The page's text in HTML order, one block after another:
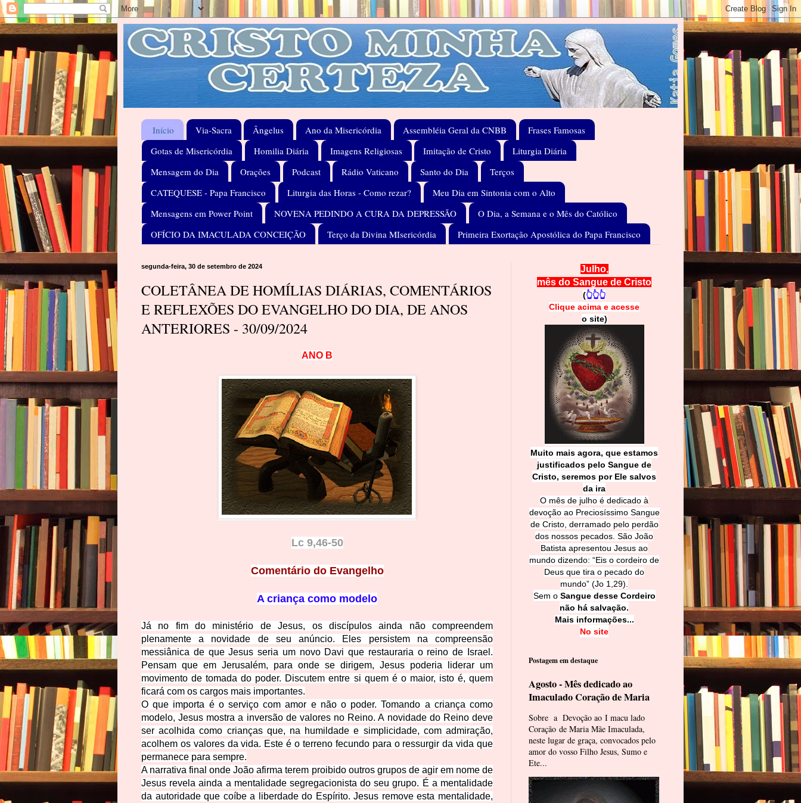
Início Via-Sacra Ângelus Ano da Misericórdia Assembléia Geral da CNBB
Frases Famosas
Gotas de Misericórdia
Homilia Diária Imagens Religiosas Imitação de Cristo
Liturgia Diária
Mensagem do Dia
Orações Podcast Rádio Vaticano Santo do Dia
Terços
CATEQUESE - Papa Francisco
Liturgia das Horas - Como rezar?
Meu Dia em Sintonia com o Alto
Mensagens em Power Point
NOVENA PEDINDO A CURA DA DEPRESSÃO
O Dia, a Semana e o Mês do Católico
OFÍCIO DA IMACULADA CONCEIÇÃO
Terço da Divina MIsericórdia Primeira Exortação Apostólica do Papa Francisco
segunda-feira, 30 de setembro de 2024
COLETÂNEA DE HOMÍLIAS DIÁRIAS, COMENTÁRIOS
E REFLEXÕES DO EVANGELHO DO DIA, DE ANOS
ANTERIORES - 30/09/2024
A NO B
Lc 9,46-50
Comentário do Evangelho
A criança como modelo
Já no fim do ministério de Jesus, os discípulos ainda não compreendem
plenamente a novidade de seu anúncio. Eles persistem na compreensão
messiânica de que Jesus seria um novo Davi que restauraria o reino de Israel.
Pensam que em Jerusalém, para onde se dirigem, Jesus poderia liderar um
movimento de tomada do poder. Discutem entre si quem é o maior, isto é, quem
ficará com os cargos mais importantes.
O que importa é o serviço com amor e não o poder. Tomando a criança como
modelo, Jesus mostra a inversão de valores no Reino. A novidade do Reino deve
ser acolhida como crianças que, na humildade e simplicidade, com admiração,
acolhem os valores da vida. Este é o terreno fecundo para o ressurgir da vida que
permanece para sempre.
A narrativa final onde João afirma terem proibido outros grupos de agir em nome de
Jesus revela ainda a mentalidade segregacionista do seu grupo. É a mentalidade
da autoridade que coíbe a liberdade do Espírito. Jesus remove esta mentalidade,
Julho,
mês do Sangue de Cristo
(👆👆👆
Clique acima e acesse
o site)
Muito mais agora, que estamos
justificados pelo Sangue de
Cristo, seremos por Ele salvos
da ira
O mês de julho é dedicado à
devoção ao Preciosíssimo Sangue
de Cristo, derramado pelo perdão
dos nossos pecados. São João
Batista apresentou Jesus ao
mundo dizendo: “Eis o cordeiro de
Deus que tira o pecado do
mundo” (Jo 1,29).
Sem o Sangue desse Cordeiro
não há salvação.
Mais informações...
No site
Postagem em destaque
Agosto - Mês dedicado ao
Imaculado Coração de Maria
Sobre a Devoção ao I macu lado
Coração de Maria Mãe Imaculada,
neste lugar de graça, convocados pelo
amor do vosso Filho Jesus, Sumo e
Ete...